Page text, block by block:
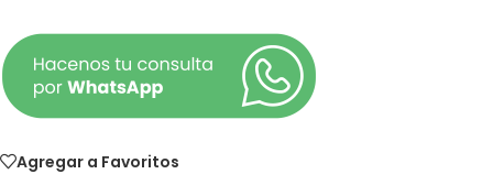
Agregar a Favoritos